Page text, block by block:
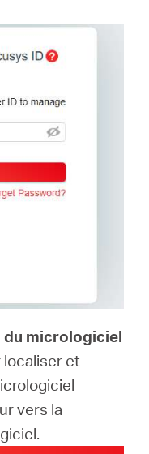
du micrologiciel
localiser et
vers la